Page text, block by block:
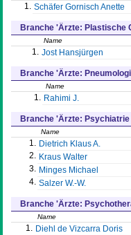
1. Schäfer Gornisch Anette
Branche 'Ärzte: Plastische
Name
1. Jost Hansjürgen
Branche 'Ärzte:
Name
1. Rahimi J.
Branche 'Ärzte:
Name
1. Dietrich Klaus A.
2. Kraus Walter
3. Minges Michael
4. Salzer W.-W.
Branche 'Ärzte:
Name
1. Diehl de Vizcarra Doris